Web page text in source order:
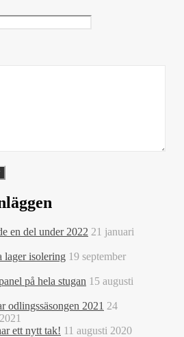
en del under 2022 21 januari
lager isolering 19 september
på hela stugan 15 augusti
odlingssäsongen 2021 24
ett nytt tak! 11 augusti 2020